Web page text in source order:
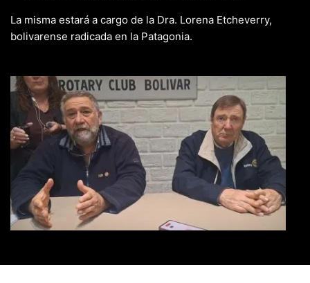
La misma estará a cargo de la Dra. Lorena Etcheverry,
bolivarense radicada en la Patagonia.